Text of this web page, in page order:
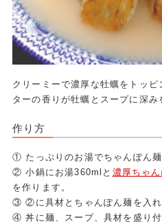
クリーミーで濃厚な牡蠣をトッ
ターの香りが牡蠣とスープに深み
作り方
① たっぷりのお湯でちゃんぽん麺
② 小鍋にお湯360mlと 濃厚ちゃ
を作ります。
③ ②に具材とちゃんぽん麺を入れ
④ 丼に麺、スープ、具材を盛り付